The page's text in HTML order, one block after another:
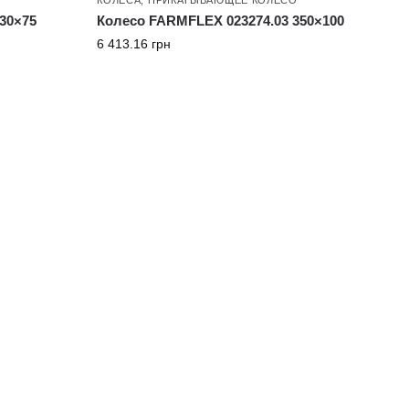
Колесо FARMFLEX 023274.03 350×100
6 413.16 грн